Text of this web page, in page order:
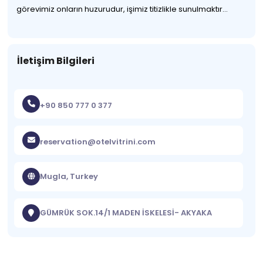
görevimiz onların huzurudur, işimiz titizlikle sunulmaktır…
İletişim Bilgileri
+90 850 777 0 377
reservation@otelvitrini.com
Mugla, Turkey
GÜMRÜK SOK.14/1 MADEN İSKELESİ- AKYAKA